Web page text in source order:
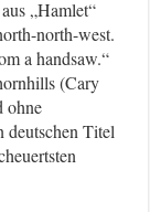
„Hamlet“
north-west.
a handsaw.“
(Cary
ohne
deutschen Titel